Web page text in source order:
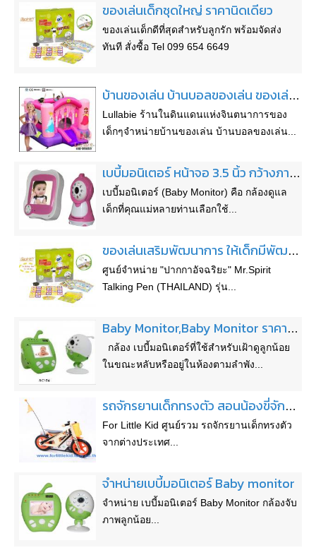
ของเล่นเด็กชุดใหญ่ ราคานิดเดียว
ของเล่นเด็กดีที่สุดสำหรับลูกรัก พร้อมจัดส่ง
ทันที สั่งซื้อ Tel 099 654 6649
บ้านของเล่น บ้านบอลของเล่น ของเล่นเด็กสุดฮิตจากต่างประเทศราคาถูกที่สุด
Lullabie ร้านในดินแดนแห่งจินตนาการของ
เด็กๆจำหน่ายบ้านของเล่น บ้านบอลของเล่น...
เบบี้มอนิเตอร์ หน้าจอ 3.5 นิ้ว กว้างภาพคมชัด ราคาถูก
เบบี้มอนิเตอร์ (Baby Monitor) คือ กล้องดูแล
เด็กที่คุณแม่หลายท่านเลือกใช้...
ของเล่นเสริมพัฒนาการ ให้เด็กมีพัฒนาการด้านภาษาและทักษะอื่นๆ อย่างสมบูรณ์แบบ
ศูนย์จำหน่าย "ปากกาอัจฉริยะ" Mr.Spirit
Talking Pen (THAILAND) รุ่น...
Baby Monitor,Baby Monitor ราคาถูก,ฺBaby Monitor ไม่แพง, เบบี้ มอนิเตอร์,เบบี้มอนิเตอร์น่ารัก, Monitor Baby
กล้อง เบบี้มอนิเตอร์ที่ใช้สำหรับเฝ้าดูลูกน้อย
ในขณะหลับหรืออยู่ในห้องตามลำพัง...
รถจักรยานเด็กทรงตัว สอนน้องขี่จักรยานเด็ก 2 ล้อ สินค้านำเข้า ราคาถูก
For Little Kid ศูนย์รวม รถจักรยานเด็กทรงตัว
จากต่างประเทศ...
จำหน่ายเบบี้มอนิเตอร์ Baby monitor
จำหน่าย เบบี้มอนิเตอร์ Baby Monitor กล้องจับ
ภาพลูกน้อย...